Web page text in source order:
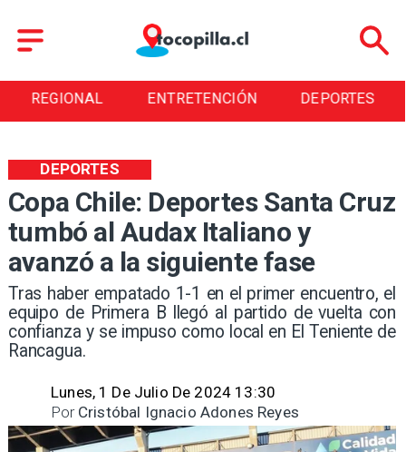
REGIONAL ENTRETENCIÓN DEPORTES
Copa Chile: Deportes Santa Cruz
tumbó al Audax Italiano y
avanzó a la siguiente fase
​Tras haber empatado 1-1 en el primer encuentro, el
equipo de Primera B llegó al partido de vuelta con
confianza y se impuso como local en El Teniente de
Rancagua.
DEPORTES
Lunes, 1 De Julio De 2024 13:30
Cristóbal Ignacio Adones Reyes
Por